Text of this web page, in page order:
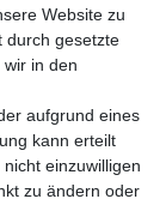
Website zu
durch gesetzte
in den
aufgrund eines
kann erteilt
einzuwilligen
zu ändern oder